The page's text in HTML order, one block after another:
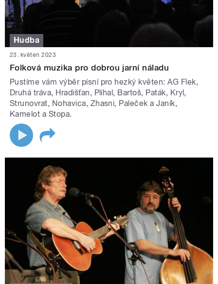
Hudba
23. květen 2023
Folková muzika pro dobrou jarní náladu
Pustíme vám výběr písní pro hezký květen: AG Flek,
Druhá tráva, Hradišťan, Plíhal, Bartoš, Paták, Kryl,
Strunovrat, Nohavica, Zhasni, Paleček a Janík,
Kamelot a Stopa.